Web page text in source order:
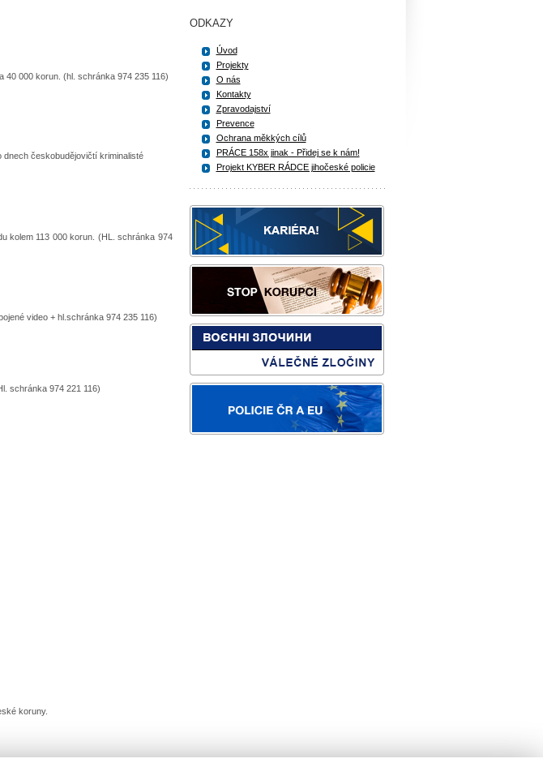
000 korun. (hl. schránka 974 235 116)
českobudějovičtí kriminalisté
kolem 113 000 korun. (HL. schránka 974
video + hl.schránka 974 235 116)
schránka 974 221 116)
koruny.
ODKAZY
Úvod
Projekty
O nás
Kontakty
Zpravodajství
Prevence
Ochrana měkkých cílů
PRÁCE 158x jinak - Přidej se k nám!
Projekt KYBER RÁDCE jihočeské policie